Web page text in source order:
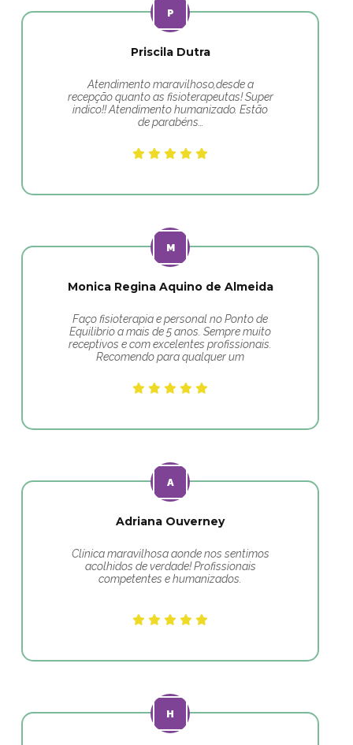
Priscila Dutra
Atendimento maravilhoso,desde a
recepção quanto as fisioterapeutas! Super
indico!! Atendimento humanizado. Estão
de parabéns…
Monica Regina Aquino de Almeida
Faço fisioterapia e personal no Ponto de
Equilibrio a mais de 5 anos. Sempre muito
receptivos e com excelentes profissionais.
Recomendo para qualquer um
Adriana Ouverney
Clínica maravilhosa aonde nos sentimos
acolhidos de verdade! Profissionais
competentes e humanizados.